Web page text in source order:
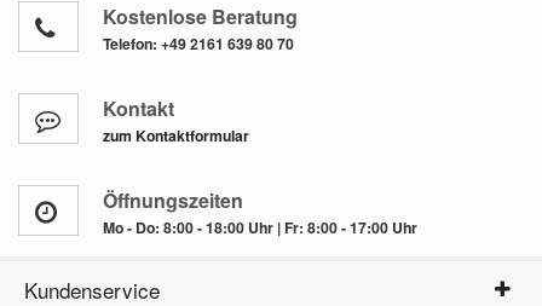
Kostenlose Beratung
Telefon: +49 2161 639 80 70
Kontakt
zum Kontaktformular
Öffnungszeiten
Mo - Do: 8:00 - 18:00 Uhr | Fr: 8:00 - 17:00 Uhr
Kundenservice